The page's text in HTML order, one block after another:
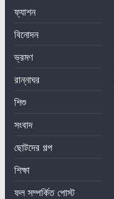
ফ্যাশন
বিনোদন
ভ্রমণ
রান্নাঘর
শিশু
সংবাদ
ছোটদের গল্প
শিক্ষা
ফল সম্পর্কিত পোস্ট